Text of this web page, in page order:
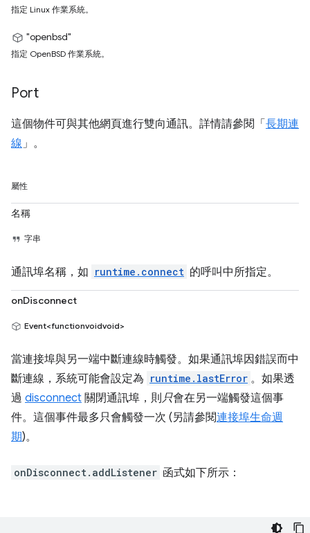
指定 Linux 作業系統。
"openbsd"
指定 OpenBSD 作業系統。
Port
這個物件可與其他網頁進行雙向通訊。詳情請參閱「 長期連
線」。
屬性
名稱
字串
通訊埠名稱，如 runtime.connect 的呼叫中所指定。
onDisconnect
Event<functionvoidvoid>
當連接埠與另一端中斷連線時觸發。如果通訊埠因錯誤而中
斷連線，系統可能會設定為 runtime.lastError 。如果透
過 disconnect 關閉通訊埠，則只會在另一端觸發這個事
件。這個事件最多只會觸發一次 (另請參閱連接埠生命週
期)。
onDisconnect.addListener 函式如下所示：